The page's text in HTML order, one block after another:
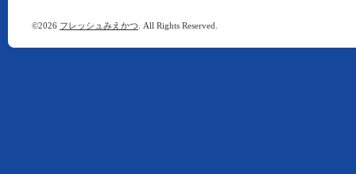
©2026 フレッシュみえかつ . All Rights Reserved.